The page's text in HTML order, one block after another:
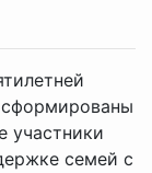
участники
семей с